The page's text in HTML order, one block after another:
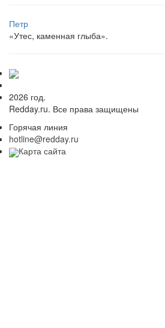
Петр
«Утес, каменная глыба».
2026 год.
Redday.ru. Все права защищены
Горячая линия
hotline@redday.ru
Карта сайта